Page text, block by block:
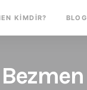
KIMDIR? BLOG